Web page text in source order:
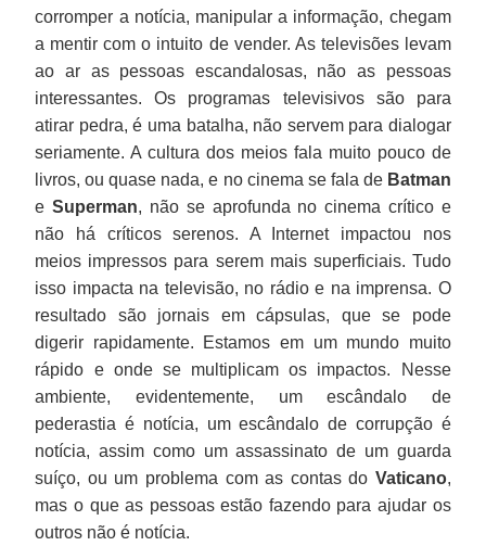
corromper a notícia, manipular a informação, chegam
a mentir com o intuito de vender. As televisões levam
ao ar as pessoas escandalosas, não as pessoas
interessantes. Os programas televisivos são para
atirar pedra, é uma batalha, não servem para dialogar
seriamente. A cultura dos meios fala muito pouco de
livros, ou quase nada, e no cinema se fala de Batman
eSuperman, não se aprofunda no cinema crítico e
não há críticos serenos. A Internet impactou nos
meios impressos para serem mais superficiais. Tudo
isso impacta na televisão, no rádio e na imprensa. O
resultado são jornais em cápsulas, que se pode
digerir rapidamente. Estamos em um mundo muito
rápido e onde se multiplicam os impactos. Nesse
ambiente, evidentemente, um escândalo de
pederastia é notícia, um escândalo de corrupção é
notícia, assim como um assassinato de um guarda
suíço, ou um problema com as contas do Vaticano,
mas o que as pessoas estão fazendo para ajudar os
outros não é notícia.